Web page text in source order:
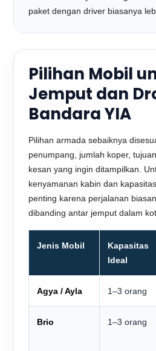
paket dengan driver biasanya
Pilihan Mobil
Jemput dan
Bandara YIA
Pilihan armada sebaiknya
penumpang, jumlah koper,
kesan yang ingin ditampilkan.
kenyamanan kabin dan
penting karena perjalanan
dibanding antar jemput dalam
Jenis Mobil
Kapasitas
Ideal
Agya / Ayla 1–3 orang
Brio 1–3 orang